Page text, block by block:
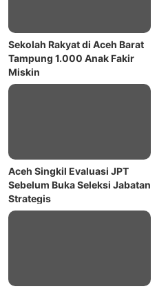
Sekolah Rakyat di Aceh Barat
Tampung 1.000 Anak Fakir
Miskin
Aceh Singkil Evaluasi JPT
Sebelum Buka Seleksi Jabatan
Strategis